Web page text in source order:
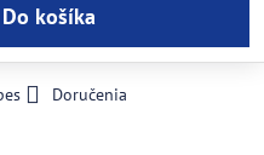
Do košíka
Doručenia